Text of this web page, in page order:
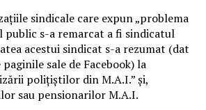
sindicale care expun „problema
public s-a remarcat a fi sindicatul
acestui sindicat s-a rezumat (dat
sale de Facebook) la
polițiștilor din M.A.I.” și,
sau pensionarilor M.A.I.